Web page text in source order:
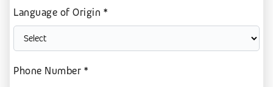
Language of Origin *
Phone Number *